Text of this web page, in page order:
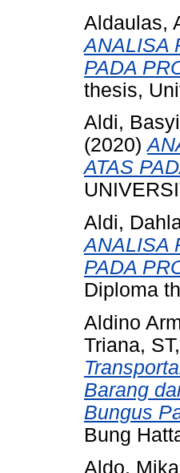
Aldaulas,
ANALISA
PADA
thesis,
Aldi,
(2020)
ATAS
Aldi,
ANALISA
PADA
Diploma
Aldino
Triana,
Barang
Bungus
Bung
Aldo,